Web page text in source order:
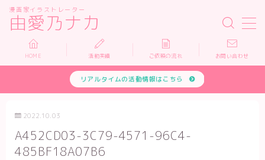
由愛乃ナカ
漫画家イラストレーター
MENU
活動実績
依頼について
HOME 活動実績 ご依頼の流れ お問い合わせ
リアルタイムの活動情報はこちら
2022.10.03
A452CD03-3C79-4571-96C4-
485BF18A07B6